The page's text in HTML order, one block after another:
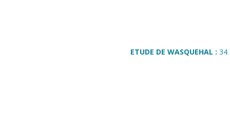
ETUDE DE WASQUEHAL : 34